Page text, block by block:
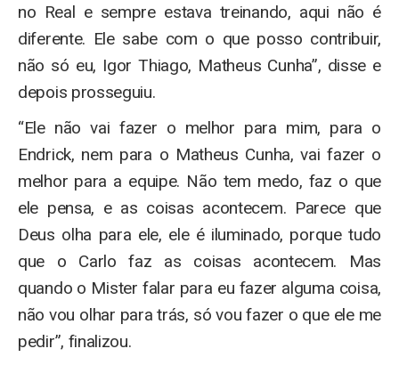
no Real e sempre estava treinando, aqui não é
diferente. Ele sabe com o que posso contribuir,
não só eu, Igor Thiago, Matheus Cunha”, disse e
depois prosseguiu.
“Ele não vai fazer o melhor para mim, para o
Endrick, nem para o Matheus Cunha, vai fazer o
melhor para a equipe. Não tem medo, faz o que
ele pensa, e as coisas acontecem. Parece que
Deus olha para ele, ele é iluminado, porque tudo
que o Carlo faz as coisas acontecem. Mas
quando o Mister falar para eu fazer alguma coisa,
não vou olhar para trás, só vou fazer o que ele me
pedir”, finalizou.